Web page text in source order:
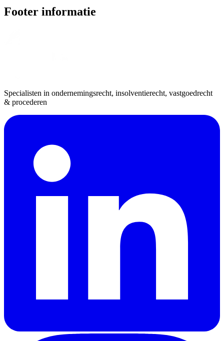
Footer informatie
Specialisten in ondernemingsrecht, insolventierecht, vastgoedrecht
& procederen